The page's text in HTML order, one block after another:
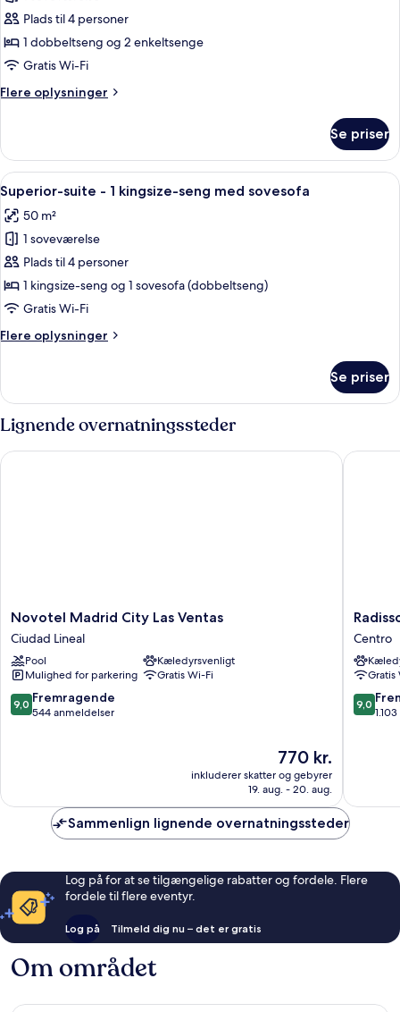
Standardværelse
-
flere
Plads til 4 personer
1 dobbeltseng og 2 enkeltsenge
Gratis Wi-Fi
Flere oplysninger
Flere
-
flere
senge
Se priser
Indlæs
alle
billeder
af
Superior-
suite
-
kingsize-
sovesofa
Superior-suite - 1 kingsize-seng
14
Superior-suite - 1 kingsize-seng med sovesofa
50 m²
1 soveværelse
Plads til 4 personer
1 kingsize-seng og 1 sovesofa (dobbeltseng)
Gratis Wi-Fi
Flere oplysninger
Flere
suite
1
seng
Se priser
Lignende overnatningssteder
Novotel
Madrid
City
Las
Ventas
Ciudad
Lineal
Novotel Madrid City Las Ventas
Ciudad Lineal
Pool
Kæledyrsvenligt
Mulighed for parkering
Gratis Wi-Fi
9.0
ud
9,0 Fremragende
544 anmeldelser
Prisen
er
770 kr.
770 kr.
inkluderer skatter og gebyrer
19. aug. - 20. aug.
Novotel Madrid City Las Ventas
RED
Madrid
Centro
Centro
Gratis
9.0
ud
9,0
Sammenlign lignende overnatningssteder
Log på for at se tilgængelige rabatter og fordele. Flere
fordele til flere eventyr.
Log på Tilmeld dig nu – det er gratis
Om området